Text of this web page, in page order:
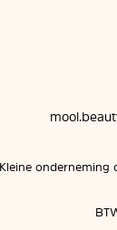
Kleine onderneming